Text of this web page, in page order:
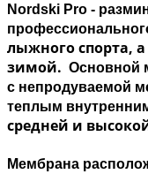
Nordski Pro -
лыжного спорта,
зимой. Основной
с непродуваемой
теплым
средней и
Мембрана